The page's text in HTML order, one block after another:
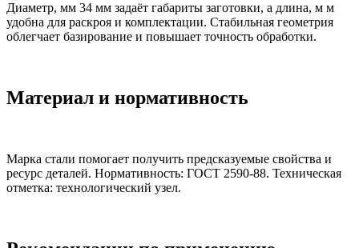
Диаметр, мм 34 мм задаёт габариты заготовки, а длина, м м
удобна для раскроя и комплектации. Стабильная геометрия
облегчает базирование и повышает точность обработки.
Материал и нормативность
Марка стали помогает получить предсказуемые свойства и
ресурс деталей. Нормативность: ГОСТ 2590-88. Техническая
отметка: технологический узел.